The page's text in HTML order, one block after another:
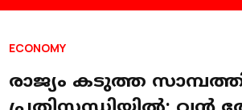
ECONOMY
രാജ്യം കടുത്ത